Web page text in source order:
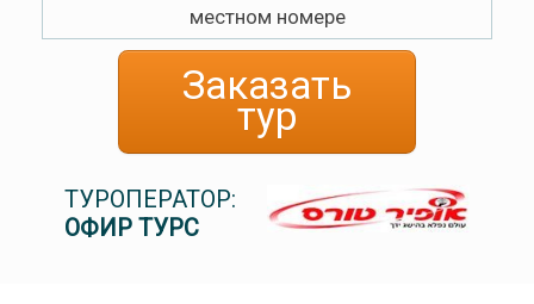
местном номере
Заказать
тур
ТУРОПЕРАТОР:
ОФИР ТУРС